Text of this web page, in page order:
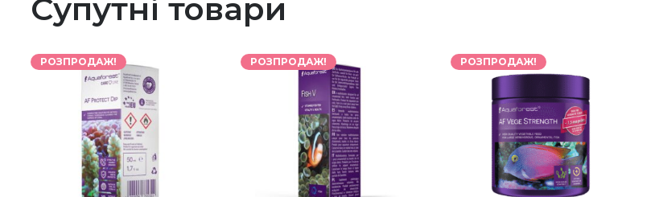
Супутні товари
РОЗПРОДАЖ! РОЗПРОДАЖ! РОЗПРОДАЖ!